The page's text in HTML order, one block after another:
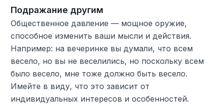
Подражание другим
Общественное давление — мощное оружие,
способное изменить ваши мысли и действия.
Например: на вечеринке вы думали, что всем
весело, но вы не веселились, но поскольку всем
было весело, мне тоже должно быть весело.
Имейте в виду, что это зависит от
индивидуальных интересов и особенностей.